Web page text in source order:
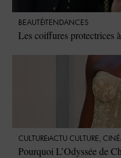
BEAUTÉTENDANCES
Les coiffures protectrices
CULTUREACTU CULTURE
Pourquoi L’Odyssée de